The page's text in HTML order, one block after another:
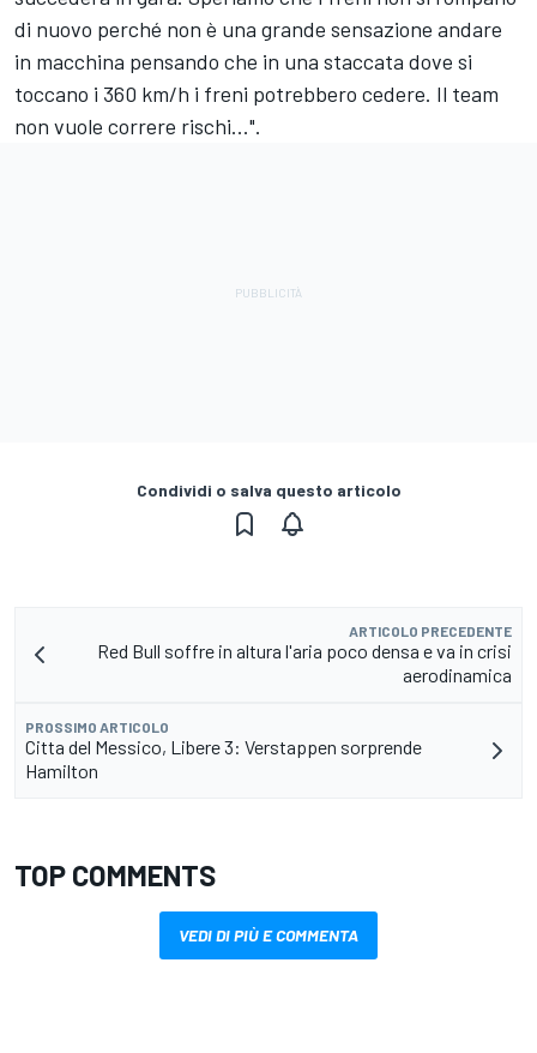
di nuovo perché non è una grande sensazione andare
in macchina pensando che in una staccata dove si
toccano i 360 km/h i freni potrebbero cedere. Il team
non vuole correre rischi...".
Condividi o salva questo articolo
ARTICOLO PRECEDENTE
Red Bull soffre in altura l'aria poco densa e va in crisi
aerodinamica
PROSSIMO ARTICOLO
Citta del Messico, Libere 3: Verstappen sorprende
Hamilton
TOP COMMENTS
VEDI DI PIÙ E COMMENTA